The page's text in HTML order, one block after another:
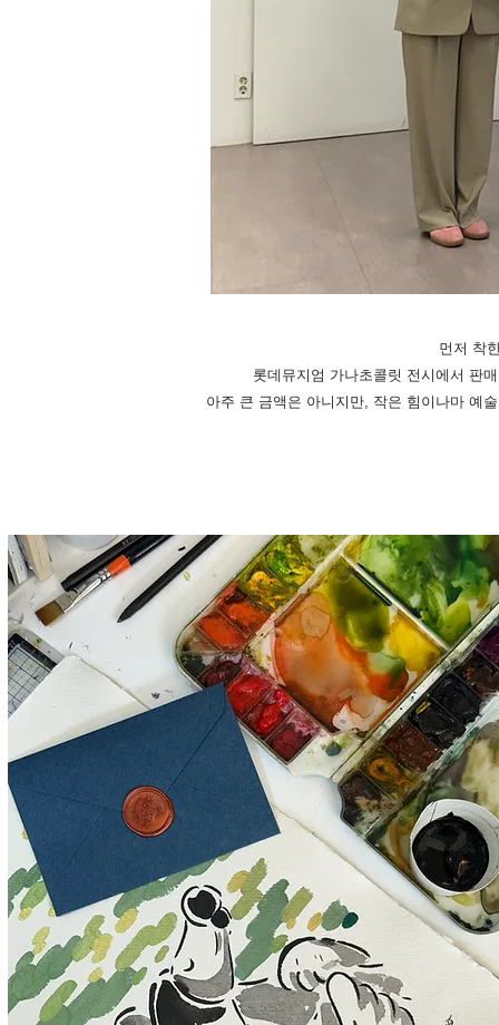
먼저 착
롯데뮤지엄 가나초콜릿 전시에서 판
아주 큰 금액은 아니지만, 작은 힘이나마 예